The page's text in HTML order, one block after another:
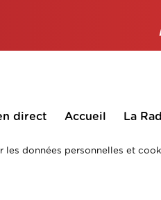
direct Accueil La
les données personnelles et